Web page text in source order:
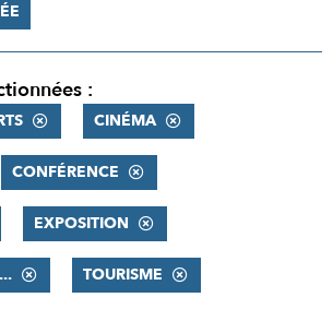
:
CINÉMA
CONFÉRENCE
EXPOSITION
TOURISME